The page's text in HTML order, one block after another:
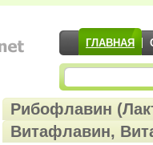
ГЛАВНАЯ
Рибофлавин
Витафлавин,